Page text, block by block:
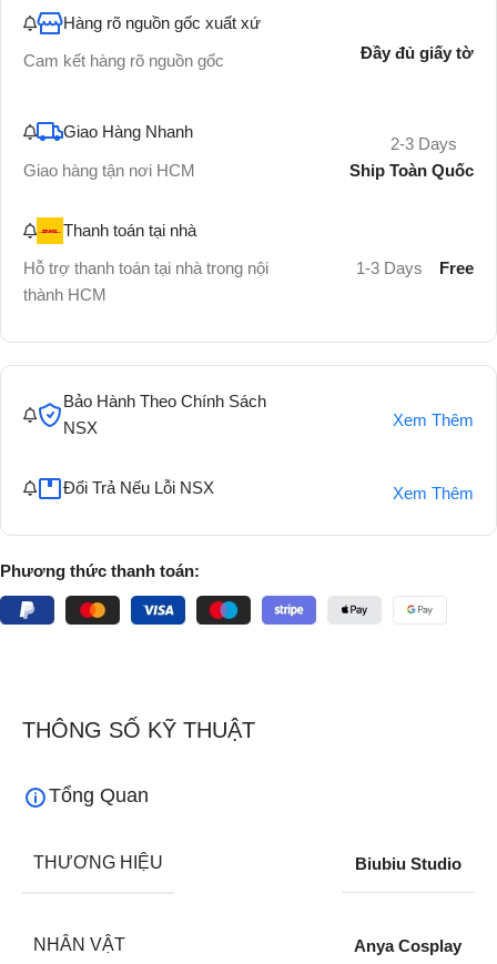
Hàng rõ nguồn gốc xuất xứ
Cam kết hàng rõ nguồn gốc
Đầy đủ giấy tờ
Giao Hàng Nhanh
Giao hàng tận nơi HCM
2-3 Days
Ship Toàn Quốc
Thanh toán tại nhà
Hỗ trợ thanh toán tại nhà trong nội
thành HCM
1-3 Days Free
Bảo Hành Theo Chính Sách
NSX
Xem Thêm
Đổi Trả Nếu Lỗi NSX Xem Thêm
Phương thức thanh toán:
THÔNG SỐ KỸ THUẬT
Tổng Quan
THƯƠNG HIỆU Biubiu Studio
NHÂN VẬT Anya Cosplay